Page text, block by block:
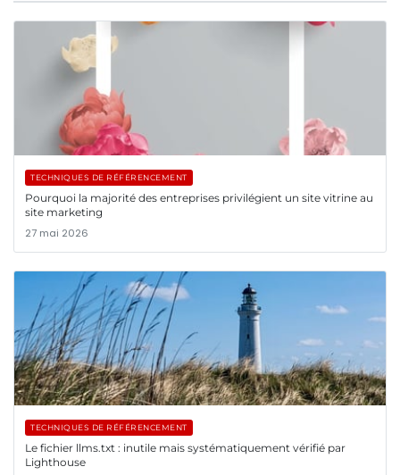
TECHNIQUES DE RÉFÉRENCEMENT
Pourquoi la majorité des entreprises privilégient un site vitrine au
site marketing
27 mai 2026
TECHNIQUES DE RÉFÉRENCEMENT
Le fichier llms.txt : inutile mais systématiquement vérifié par
Lighthouse